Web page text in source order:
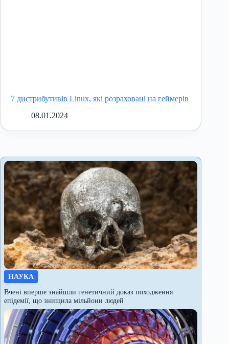
7 дистрибутивів Linux, які розраховані на геймерів
08.01.2024
НАУКА
Вчені вперше знайшли генетичний доказ походження
епідемії, що знищила мільйони людей